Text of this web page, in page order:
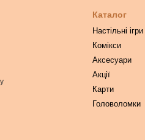
Каталог
Настільні ігри
Комікси
Аксесуари
Акції
Карти
Головоломки